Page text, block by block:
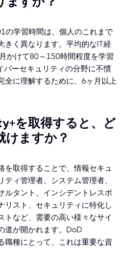
の学習時間は、個人のこれまで
きく異なります。平均的なIT経
かけて80～150時間程度を学習
バーセキュリティの分野に不慣
全に理解するために、6ヶ月以上
を取得すると、ど
けますか？
取得することで、情報セキュ
ィ管理者、システム管理者、
ルタント、インシデントレスポ
リスト、セキュリティに特化し
トなど、需要の高い様々なサイ
道が開かれます。DoD
種にとって、これは重要な資